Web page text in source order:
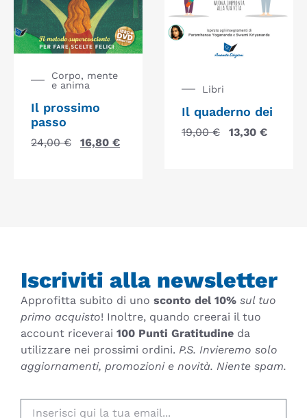
Corpo, mente
e anima
Il prossimo
passo
24,00€ 16,80 €
Libri
Il quaderno dei
19,00€ 13,30 €
Iscriviti alla newsletter
Approfitta subito di uno sconto del 10% sul tuo
primo acquisto! Inoltre, quando creerai il tuo
account riceverai 100 Punti Gratitudine da
utilizzare nei prossimi ordini. P.S. Invieremo solo
aggiornamenti, promozioni e novità. Niente spam.